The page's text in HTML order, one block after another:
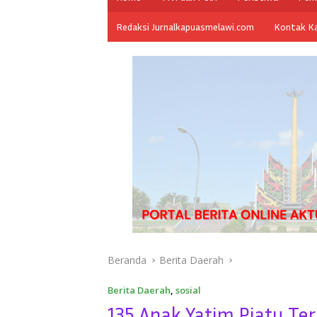
Redaksi Jurnalkapuasmelawi.com Kontak
Beranda Berita Daerah
Berita Daerah, sosial